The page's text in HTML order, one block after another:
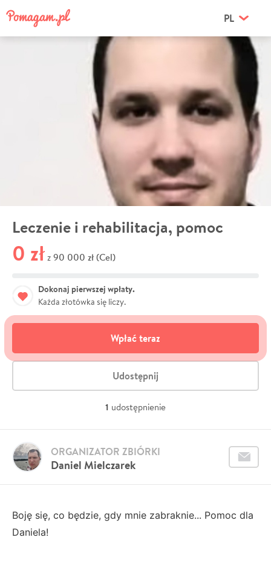
PL
Leczenie i rehabilitacja, pomoc
0 zł z 90 000 zł (Cel)
Dokonaj pierwszej wpłaty.
Każda złotówka się liczy.
Wpłać teraz
Udostępnij
1 udostępnienie
Daniel Mielczarek
ORGANIZATOR ZBIÓRKI
Boję się, co będzie, gdy mnie zabraknie... Pomoc dla
Daniela!